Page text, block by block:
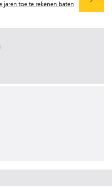
jaren toe te rekenen baten